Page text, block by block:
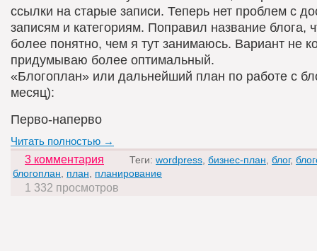
ссылки на старые записи. Теперь нет проблем с
записям и категориям. Поправил название блога,
более понятно, чем я тут занимаюсь. Вариант не
придумываю более оптимальный.
«Блогоплан» или дальнейший план по работе с
месяц):
Перво-наперво
Читать полностью →
3 комментария
Теги: wordpress бизнес-план блог,
блогоплан
план планирование
1 332 просмотров